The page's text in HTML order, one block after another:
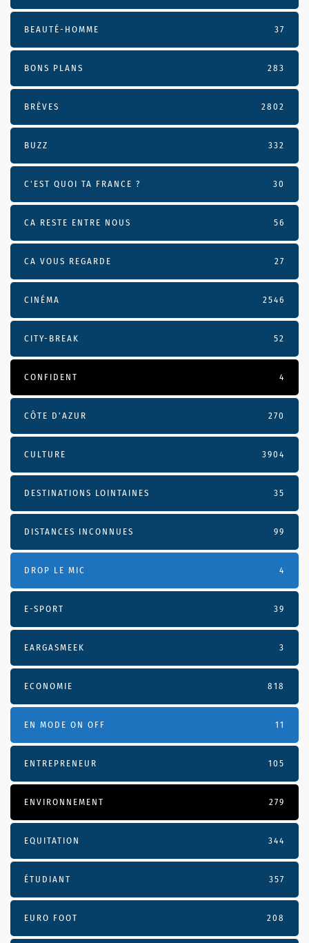
BEAUTÉ-HOMME 37
BONS PLANS 283
BRÈVES 2802
BUZZ 332
C'EST QUOI TA FRANCE ? 30
CA RESTE ENTRE NOUS 56
CA VOUS REGARDE 27
CINÉMA 2546
CITY-BREAK 52
CONFIDENT 4
CÔTE D’AZUR 270
CULTURE 3904
DESTINATIONS LOINTAINES 35
DISTANCES INCONNUES 99
DROP LE MIC 4
E-SPORT 39
EARGASMEEK 3
ECONOMIE 818
EN MODE ON OFF 11
ENTREPRENEUR 105
ENVIRONNEMENT 279
EQUITATION 344
ÉTUDIANT 357
EURO FOOT 208